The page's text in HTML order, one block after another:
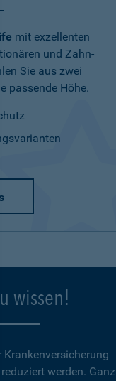
mit exzellenten
und Zahn-
Sie aus zwei
passende Höhe.
wissen!
Krankenversicherung
reduziert werden. Ganz